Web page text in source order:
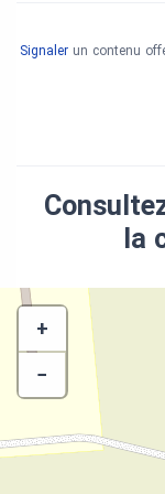
Signalerun contenu
la
+
−